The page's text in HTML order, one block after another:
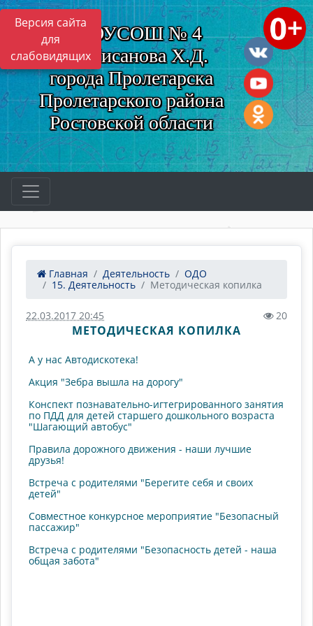
Версия сайта
для
слабовидящих
МБОУСОШ № 4
им. Нисанова Х.Д.
города Пролетарска
Пролетарского района
Ростовской области
Главная Деятельность
ОДО
15. Деятельность
Методическая копилка
22.03.2017 20:45 20
МЕТОДИЧЕСКАЯ КОПИЛКА
А у нас Автодискотека!
Акция "Зебра вышла на дорогу"
Конспект познавательно-игтегрированного занятия
по ПДД для детей старшего дошкольного возраста
"Шагающий автобус"
Правила дорожного движения - наши лучшие
друзья!
Встреча с родителями "Берегите себя и своих
детей"
Совместное конкурсное мероприятие "Безопасный
пассажир"
Встреча с родителями "Безопасность детей - наша
общая забота"